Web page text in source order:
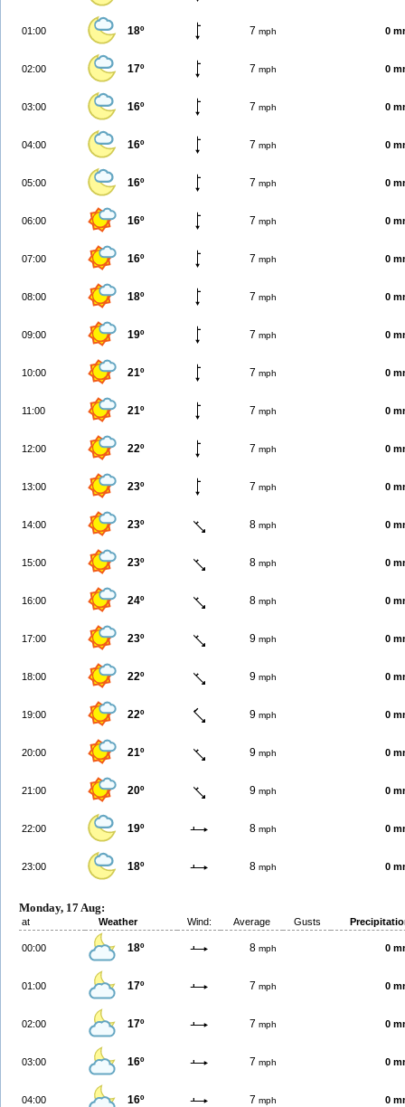
01:00 18º 7 mph 0
02:00 17º 7 mph 0
03:00 16º 7 mph 0
04:00 16º 7 mph 0
05:00 16º 7 mph 0
06:00 16º 7 mph 0
07:00 16º 7 mph 0
08:00 18º 7 mph 0
09:00 19º 7 mph 0
10:00 21º 7 mph 0
11:00 21º 7 mph 0
12:00 22º 7 mph 0
13:00 23º 7 mph 0
14:00 23º 8 mph 0
15:00 23º 8 mph 0
16:00 24º 8 mph 0
17:00 23º 9 mph 0
18:00 22º 9 mph 0
19:00 22º 9 mph 0
20:00 21º 9 mph 0
21:00 20º 9 mph 0
22:00 19º 8 mph 0
23:00 18º 8 mph 0
Monday, 17 Aug:
at Weather Wind: Average Gusts
00:00 18º 8 mph 0
01:00 17º 7 mph 0
02:00 17º 7 mph 0
03:00 16º 7 mph 0
04:00 16º 7 mph 0